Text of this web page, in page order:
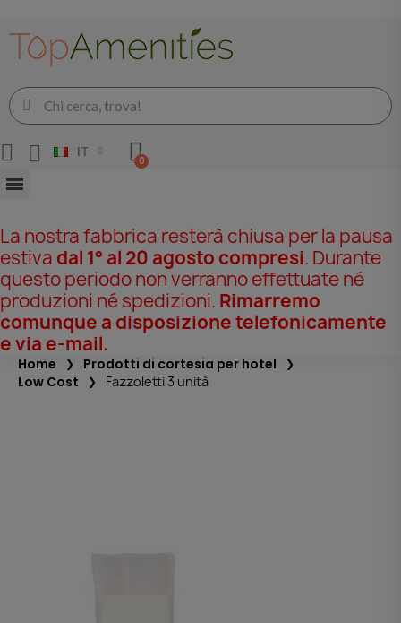
IT
La nostra fabbrica resterà chiusa per la pausa
estiva dal 1° al 20 agosto compresi. Durante
questo periodo non verranno effettuate né
produzioni né spedizioni. Rimarremo
comunque a disposizione telefonicamente
e via e-mail.
Home
Prodotti di cortesia per hotel
Low Cost
Fazzoletti 3 unità